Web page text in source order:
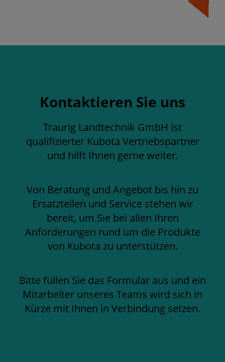
Kontaktieren Sie uns
Traurig Landtechnik GmbH ist
qualifizierter Kubota Vertriebspartner
und hilft Ihnen gerne weiter.
Von Beratung und Angebot bis hin zu
Ersatzteilen und Service stehen wir
bereit, um Sie bei allen Ihren
Anforderungen rund um die Produkte
von Kubota zu unterstützen.
Bitte füllen Sie das Formular aus und ein
Mitarbeiter unseres Teams wird sich in
Kürze mit Ihnen in Verbindung setzen.